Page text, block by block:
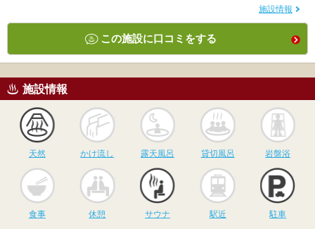
施設情報
この施設に口コミをする
施設情報
天然
かけ流し
かけ流し
露天風呂
露天風呂
貸切風呂
貸切風呂 岩盤浴
食事 休憩
サウナ
サウナ 駅近 駐車